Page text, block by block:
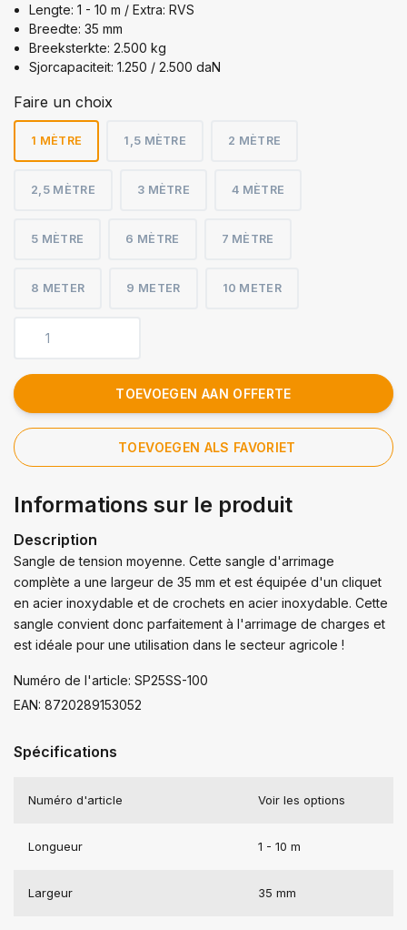
Lengte: 1 - 10 m / Extra: RVS
Breedte: 35 mm
Breeksterkte: 2.500 kg
Sjorcapaciteit: 1.250 / 2.500 daN
Faire un choix
1 MÈTRE 1,5 MÈTRE 2 MÈTRE
2,5 MÈTRE 3 MÈTRE 4 MÈTRE
5 MÈTRE 6 MÈTRE 7 MÈTRE
8 METER 9 METER 10 METER
TOEVOEGEN AAN OFFERTE
TOEVOEGEN ALS FAVORIET
Informations sur le produit
Description
Sangle de tension moyenne. Cette sangle d'arrimage
complète a une largeur de 35 mm et est équipée d'un cliquet
en acier inoxydable et de crochets en acier inoxydable. Cette
sangle convient donc parfaitement à l'arrimage de charges et
est idéale pour une utilisation dans le secteur agricole !
Numéro de l'article: SP25SS-100
EAN: 8720289153052
Spécifications
Numéro d'article Voir les options
Longueur 1 - 10 m
Largeur 35 mm